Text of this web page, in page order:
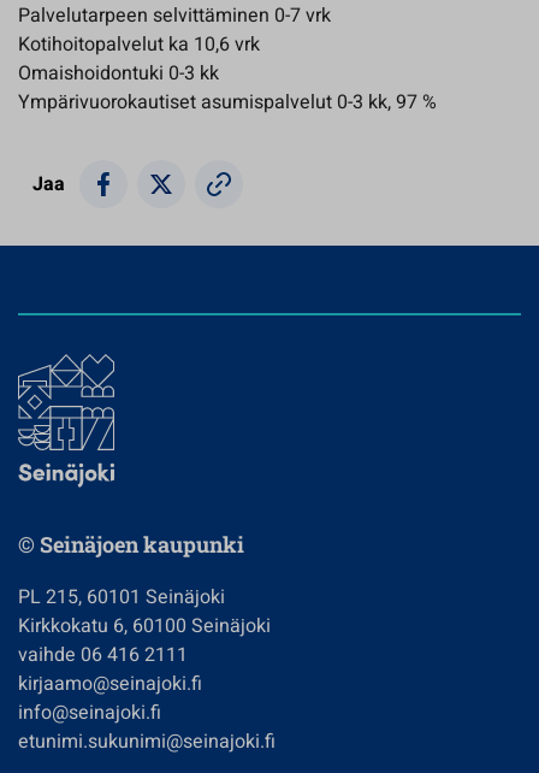
Palvelutarpeen selvittäminen 0-7 vrk
Kotihoitopalvelut ka 10,6 vrk
Omaishoidontuki 0-3 kk
Ympärivuorokautiset asumispalvelut 0-3 kk, 97 %
Jaa
© Seinäjoen kaupunki
PL 215, 60101 Seinäjoki
Kirkkokatu 6, 60100 Seinäjoki
vaihde 06 416 2111
kirjaamo@seinajoki.fi
info@seinajoki.fi
etunimi.sukunimi@seinajoki.fi